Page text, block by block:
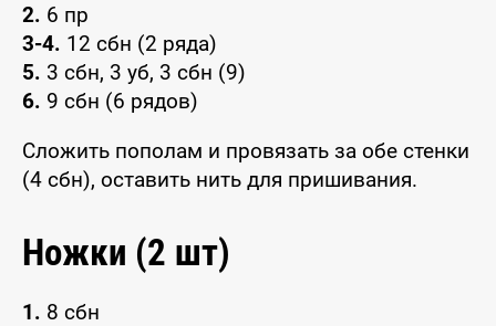
2. 6 пр
3-4. 12 сбн (2 ряда)
5. 3 сбн, 3 уб, 3 сбн (9)
6. 9 сбн (6 рядов)
Сложить пополам и провязать за обе стенки
(4 сбн), оставить нить для пришивания.
Ножки (2 шт)
1. 8 сбн